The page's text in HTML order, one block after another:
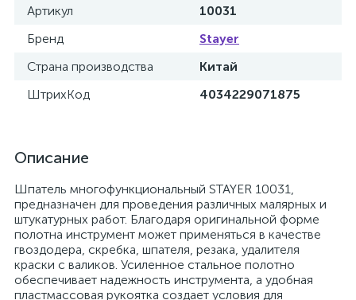
Артикул
10031
Бренд
Stayer
Страна производства
Китай
ШтрихКод
4034229071875
Описание
Шпатель многофункциональный STAYER 10031,
предназначен для проведения различных малярных и
штукатурных работ. Благодаря оригинальной форме
полотна инструмент может применяться в качестве
гвоздодера, скребка, шпателя, резака, удалителя
краски с валиков. Усиленное стальное полотно
обеспечивает надежность инструмента, а удобная
пластмассовая рукоятка создает условия для